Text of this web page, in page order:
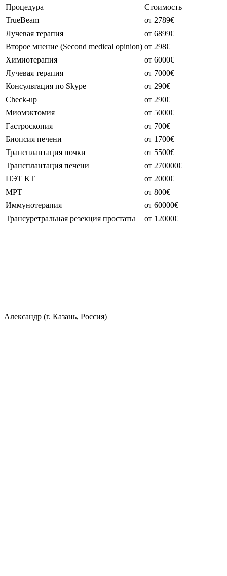
Процедура
Стоимость
TrueBeam
от 2789€
Лучевая терапия
от 6899€
Второе мнение (Second medical opinion) от 298€
Химиотерапия
от 6000€
Лучевая терапия
от 7000€
Консультация по Skype
от 290€
Check-up
от 290€
Миомэктомия
от 5000€
Гастроскопия
от 700€
Биопсия печени
от 1700€
Трансплантация почки
от 5500€
Трансплантация печени
от 270000€
ПЭТ КТ
от 2000€
МРТ
от 800€
Иммунотерапия
от 60000€
Трансуретральная резекция простаты
от 12000€
Александр (г. Казань, Россия)